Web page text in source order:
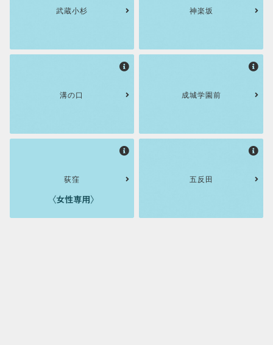
武蔵小杉 神楽坂
溝の口 成城学園前
荻窪 五反田